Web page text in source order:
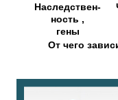
Наследствен-
ность ,
гены
От чего